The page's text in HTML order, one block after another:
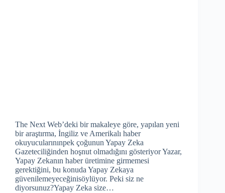
The Next Web’deki bir makaleye göre, yapılan yeni
bir araştırma, İngiliz ve Amerikalı haber
okuyucularınınpek çoğunun Yapay Zeka
Gazeteciliğinden hoşnut olmadığını gösteriyor Yazar,
Yapay Zekanın haber üretimine girmemesi
gerektiğini, bu konuda Yapay Zekaya
güvenilemeyeceğinisöylüyor. Peki siz ne
diyorsunuz?Yapay Zeka size…